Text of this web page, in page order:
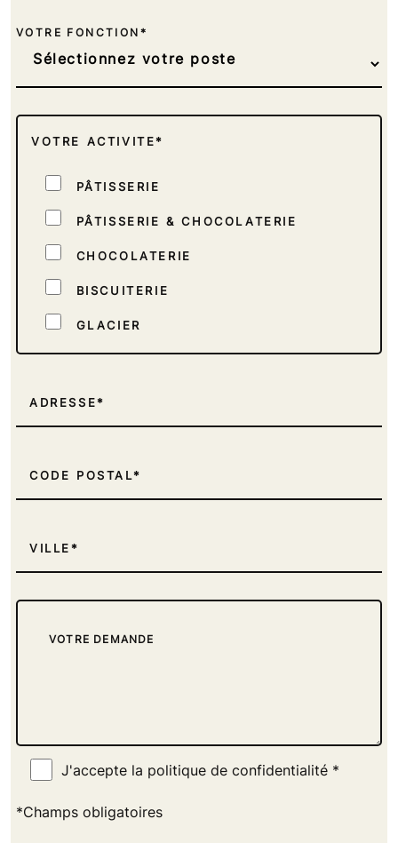
VOTRE FONCTION*
VOTRE ACTIVITE*
PÂTISSERIE
PÂTISSERIE & CHOCOLATERIE
CHOCOLATERIE
BISCUITERIE
GLACIER
REVENDEUR DE MATÉRIEL
ECOLE, CENTRE DE FORMATION,
ADRESSE
CODE POSTAL
VILLE
J'accepte la politique de confidentialité *
*Champs obligatoires